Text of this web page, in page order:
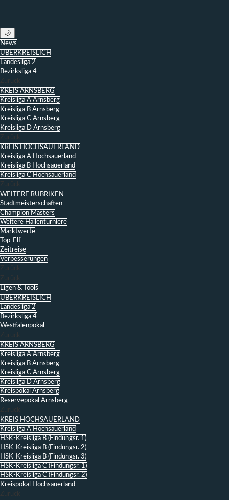
🌙
News
ÜBERKREISLICH
Landesliga 2
Bezirksliga 4
Zurück
KREIS ARNSBERG
Kreisliga A Arnsberg
Kreisliga B Arnsberg
Kreisliga C Arnsberg
Kreisliga D Arnsberg
Zurück
KREIS HOCHSAUERLAND
Kreisliga A Hochsauerland
Kreisliga B Hochsauerland
Kreisliga C Hochsauerland
Zurück
WEITERE RUBRIKEN
Stadtmeisterschaften
Champion Masters
Weitere Hallenturniere
Marktwerte
Top-Elf
Zeitreise
Verbesserungen
Zurück
Zurück
Ligen & Tools
ÜBERKREISLICH
Landesliga 2
Bezirksliga 4
Westfalenpokal
Zurück
KREIS ARNSBERG
Kreisliga A Arnsberg
Kreisliga B Arnsberg
Kreisliga C Arnsberg
Kreisliga D Arnsberg
Kreispokal Arnsberg
Reservepokal Arnsberg
Zurück
KREIS HOCHSAUERLAND
Kreisliga A Hochsauerland
HSK-Kreisliga B (Findungsr. 1)
HSK-Kreisliga B (Findungsr. 2)
HSK-Kreisliga B (Findungsr. 3)
HSK-Kreisliga C (Findungsr. 1)
HSK-Kreisliga C (Findungsr. 2)
Kreispokal Hochsauerland
Zurück